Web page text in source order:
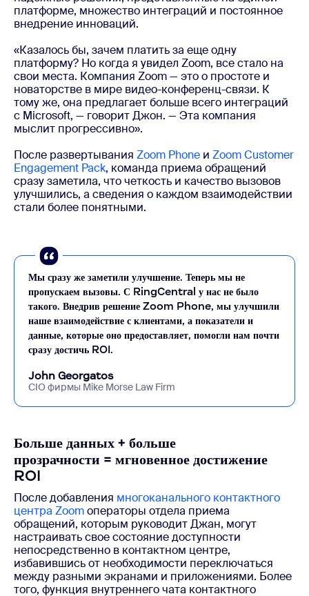
платформе, множество интеграций и постоянное
внедрение инноваций.
«Казалось бы, зачем платить за еще одну
платформу? Но когда я увидел Zoom, все стало на
свои места. Компания Zoom — это о простоте и
новаторстве в мире видео-конференц-связи. К
тому же, она предлагает больше всего интеграций
с Microsoft, — говорит Джон. — Эта компания
мыслит прогрессивно».
После развертывания Zoom Phone и Zoom Customer
Engagement Pack, команда приема обращений
сразу заметила, что четкость и качество вызовов
улучшились, а сведения о каждом взаимодействии
стали более понятными.
Мы сразу же заметили улучшение. Теперь мы не
пропускаем вызовы. С RingCentral у нас не было
такого. Внедрив решение Zoom Phone, мы улучшили
наше взаимодействие с клиентами, а показатели и
данные, которые оно предоставляет, помогли нам почти
сразу достичь ROI.
John Georgatos
CIO фирмы Mike Morse Law Firm
Больше данных + больше
прозрачности = мгновенное достижение
ROI
После добавления многоканального контактного
центра Zoomоператоры отдела приема
обращений, которым руководит Джан, могут
настраивать свое состояние доступности
непосредственно в контактном центре,
избавившись от необходимости переключаться
между разными экранами и приложениями. Более
того, функция внутреннего чата контактного